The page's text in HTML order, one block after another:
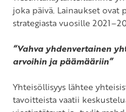
joka päivä. Lainaukset
strategiasta vuosille
“Vahva yhdenvertainen
arvoihin ja päämääriin”
Yhteisöllisyys lähtee
tavoitteista vaatii